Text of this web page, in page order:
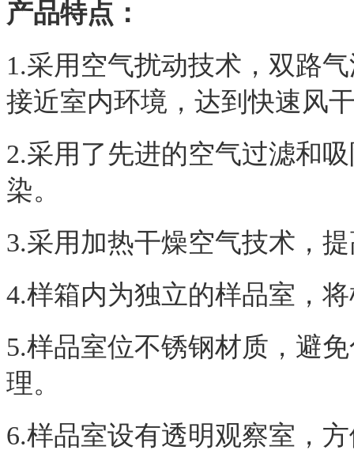
产品特点：
1.采用空气扰动技术，双路
接近室内环境，达到快速风
2.采用了先进的空气过滤和
染。
3.采用加热干燥空气技术，
4.样箱内为独立的样品室，
5.样品室位不锈钢材质，避
理。
6.样品室设有透明观察室，